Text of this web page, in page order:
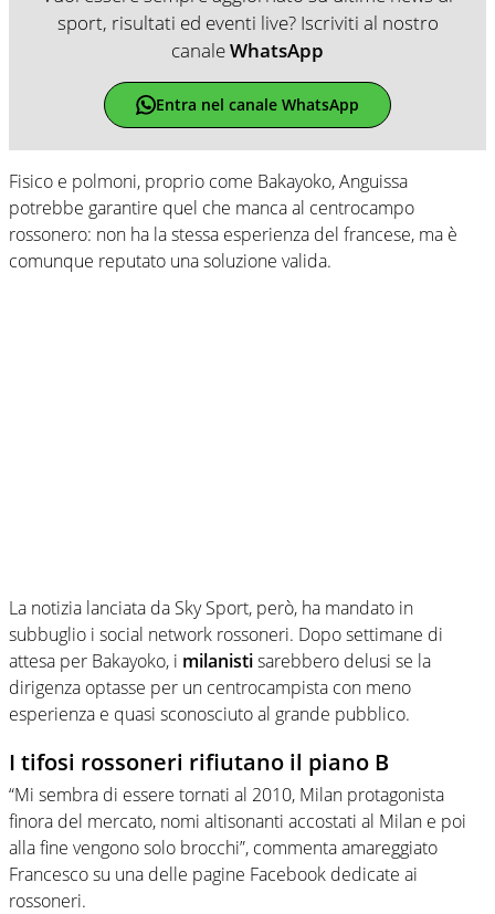
sport, risultati ed eventi live? Iscriviti al nostro
canaleWhatsApp
Entra nel canale WhatsApp
Fisico e polmoni, proprio come Bakayoko, Anguissa
potrebbe garantire quel che manca al centrocampo
rossonero: non ha la stessa esperienza del francese, ma è
comunque reputato una soluzione valida.
La notizia lanciata da Sky Sport, però, ha mandato in
subbuglio i social network rossoneri. Dopo settimane di
attesa per Bakayoko, i milanistisarebbero delusi se la
dirigenza optasse per un centrocampista con meno
esperienza e quasi sconosciuto al grande pubblico.
I tifosi rossoneri rifiutano il piano B
“Mi sembra di essere tornati al 2010, Milan protagonista
finora del mercato, nomi altisonanti accostati al Milan e poi
alla fine vengono solo brocchi”, commenta amareggiato
Francesco su una delle pagine Facebook dedicate ai
rossoneri.